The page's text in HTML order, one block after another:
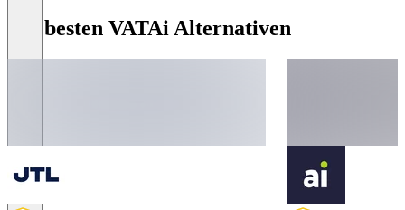
Die besten VATAi Alternativen